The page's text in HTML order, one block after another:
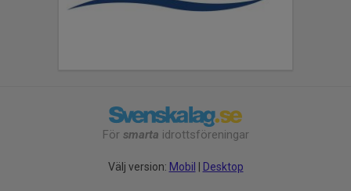
För smarta idrottsföreningar
Välj version: Mobil Desktop